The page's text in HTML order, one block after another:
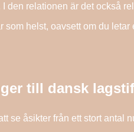
den relationen är det också
helst, oavsett om du
till dansk
se åsikter från ett stort antal